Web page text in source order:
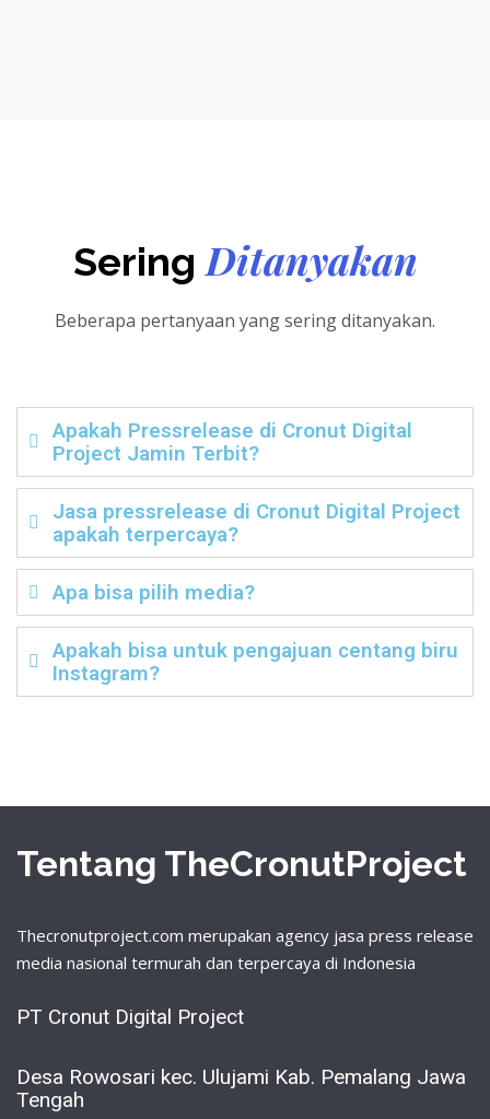
Sering Ditanyakan
Beberapa pertanyaan yang sering ditanyakan.
Apakah Pressrelease di Cronut Digital
Project Jamin Terbit?
Jasa pressrelease di Cronut Digital Project
apakah terpercaya?
Apa bisa pilih media?
Apakah bisa untuk pengajuan centang biru
Instagram?
Tentang TheCronutProject
Thecronutproject.com merupakan agency jasa press release
media nasional termurah dan terpercaya di Indonesia
PT Cronut Digital Project
Desa Rowosari kec. Ulujami Kab. Pemalang Jawa
Tengah